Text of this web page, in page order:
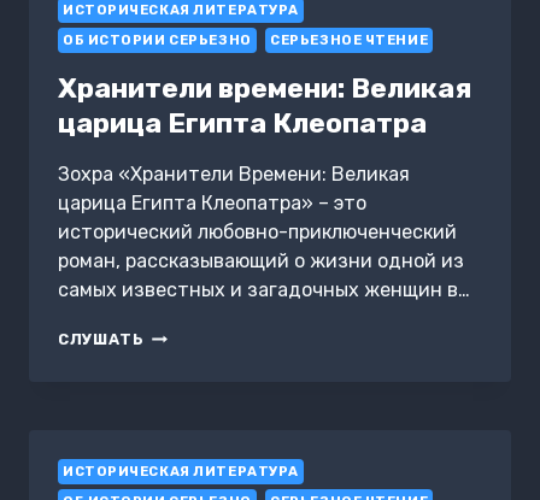
ОТ
НАЧАЛА
И
ДО
КОНЦА
ИСТОРИЧЕСКАЯ ЛИТЕРАТУРА
ОБ ИСТОРИИ СЕРЬЕЗНО
СЕРЬЕЗНОЕ ЧТЕНИЕ
Хранители времени: Великая
царица Египта Клеопатра
Зохра «Хранители Времени: Великая
царица Египта Клеопатра» – это
исторический любовно-приключенческий
роман, рассказывающий о жизни одной из
самых известных и загадочных женщин в…
СЛУШАТЬ ХРАНИТЕЛИ
ИСТОРИЧЕСКАЯ ЛИТЕРАТУРА